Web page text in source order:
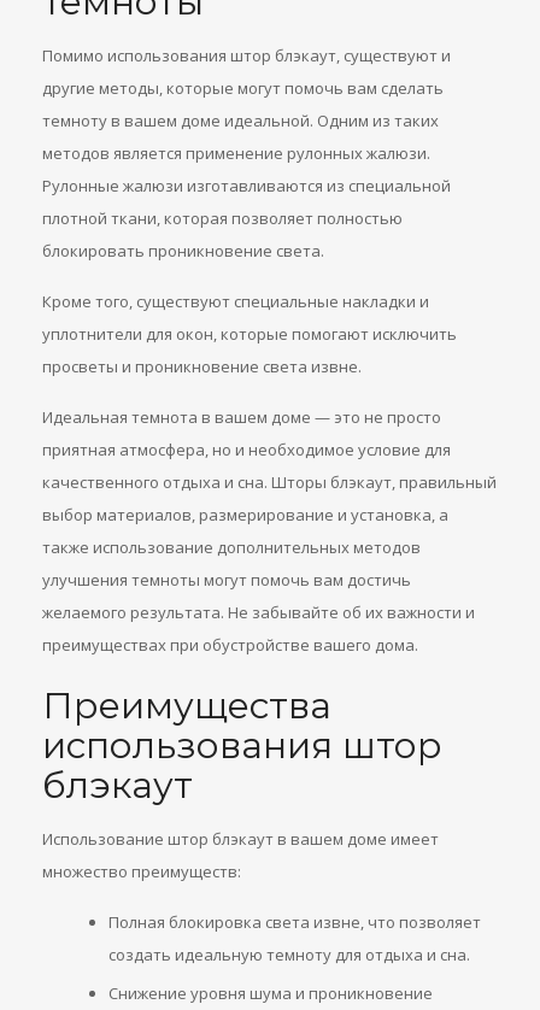
Помимо использования штор блэкаут, существуют и
другие методы, которые могут помочь вам сделать
темноту в вашем доме идеальной. Одним из таких
методов является применение рулонных жалюзи.
Рулонные жалюзи изготавливаются из специальной
плотной ткани, которая позволяет полностью
блокировать проникновение света.
Кроме того, существуют специальные накладки и
уплотнители для окон, которые помогают исключить
просветы и проникновение света извне.
Идеальная темнота в вашем доме — это не просто
приятная атмосфера, но и необходимое условие для
качественного отдыха и сна. Шторы блэкаут, правильный
выбор материалов, размерирование и установка, а
также использование дополнительных методов
улучшения темноты могут помочь вам достичь
желаемого результата. Не забывайте об их важности и
преимуществах при обустройстве вашего дома.
Преимущества
использования штор
блэкаут
Использование штор блэкаут в вашем доме имеет
множество преимуществ:
Полная блокировка света извне, что позволяет
создать идеальную темноту для отдыха и сна.
Снижение уровня шума и проникновение